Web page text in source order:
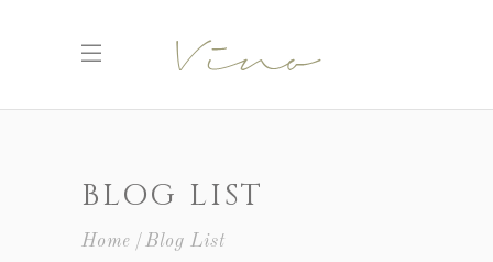
BLOG LIST
Home Blog List